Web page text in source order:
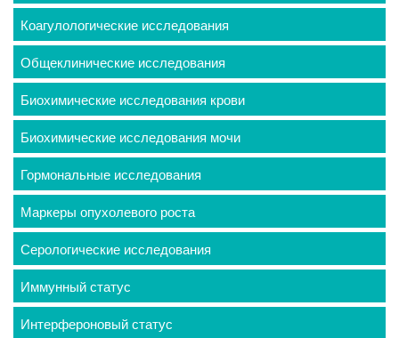
Коагулологические исследования
Общеклинические исследования
Биохимические исследования крови
Биохимические исследования мочи
Гормональные исследования
Маркеры опухолевого роста
Серологические исследования
Иммунный статус
Интерфероновый статус